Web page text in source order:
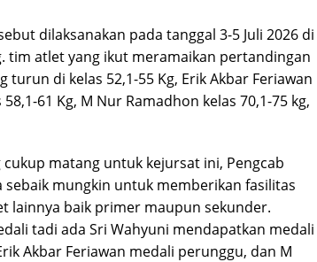
dilaksanakan pada tanggal 3-5 Juli 2026 di
tim atlet yang ikut meramaikan pertandingan
di kelas 52,1-55 Kg, Erik Akbar Feriawan
61 Kg, M Nur Ramadhon kelas 70,1-75 kg,
matang untuk kejursat ini, Pengcab
mungkin untuk memberikan fasilitas
lainnya baik primer maupun sekunder.
tadi ada Sri Wahyuni mendapatkan medali
Akbar Feriawan medali perunggu, dan M